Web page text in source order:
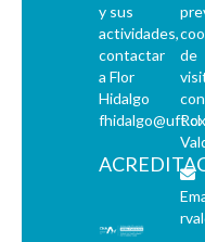
y sus
actividades,
contactar
a Flor
Hidalgo
fhidalgo@uft.cl
de
con